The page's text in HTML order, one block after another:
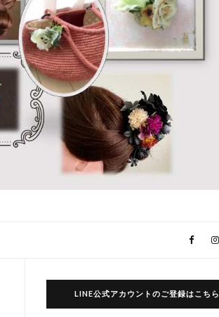
LINE公式アカウントのご登録はこちら